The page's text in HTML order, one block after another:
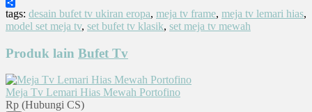
LinkedIn
Share
tags: desain bufet tv ukiran eropa, meja tv frame, meja tv lemari hias,
model set meja tv, set bufet tv klasik, set meja tv mewah
Produk lain Bufet Tv
Meja Tv Lemari Hias Mewah Portofino
Rp (Hubungi CS)